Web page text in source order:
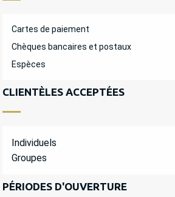
Cartes de paiement
Chèques bancaires et postaux
Espèces
CLIENTÈLES ACCEPTÉES
Individuels
Groupes
PÉRIODES D'OUVERTURE